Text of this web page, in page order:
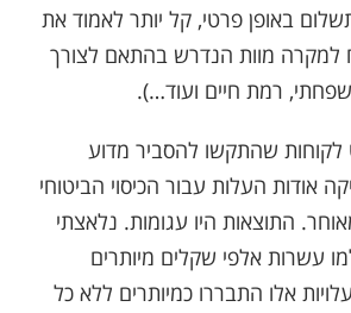
באופן פרטי, קל יותר לאמוד את
למקרה מוות הנדרש בהתאם לצורך
רמת חיים ועוד…).
שהתקשו להסביר מדוע
אודות העלות עבור הכיסוי הביטוחי
התוצאות היו עגומות. נלאצתי
עשרות אלפי שקלים מיותרים
אלו התבררו כמיותרים ללא כל